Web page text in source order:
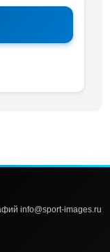
info@sport-images.ru